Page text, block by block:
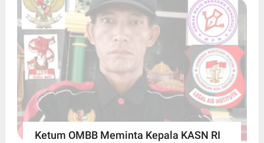
Ketum OMBB Meminta Kepala KASN RI